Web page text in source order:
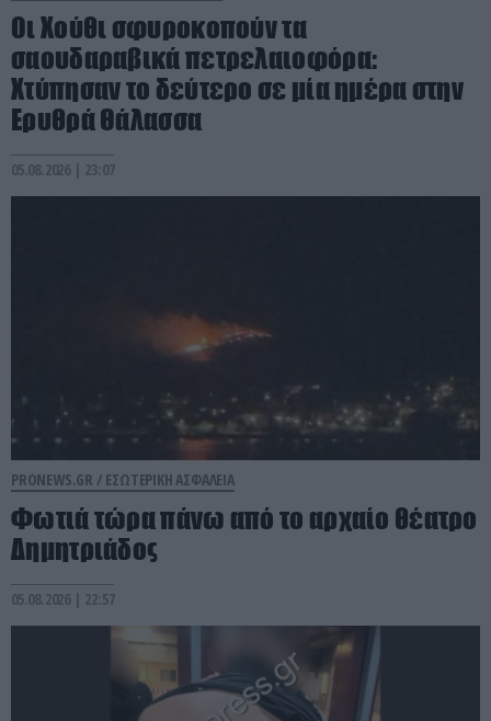
Οι Χούθι σφυροκοπούν τα
σαουδαραβικά πετρελαιοφόρα:
Χτύπησαν το δεύτερο σε μία ημέρα στην
Ερυθρά Θάλασσα
05.08.2026 | 23:07
PRONEWS.GR / ΕΣΩΤΕΡΙΚΗ ΑΣΦΑΛΕΙΑ
Φωτιά τώρα πάνω από το αρχαίο θέατρο
Δημητριάδος
05.08.2026 | 22:57